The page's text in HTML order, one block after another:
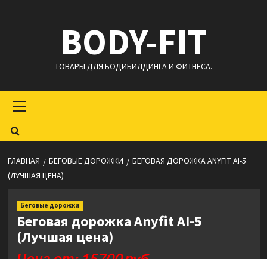
BODY-FIT
ТОВАРЫ ДЛЯ БОДИБИЛДИНГА И ФИТНЕСА.
меню
ГЛАВНАЯ БЕГОВЫЕ ДОРОЖКИ
БЕГОВАЯ ДОРОЖКА ANYFIT AI-5
(ЛУЧШАЯ ЦЕНА)
Беговые дорожки
Беговая дорожка Anyfit AI-5
(Лучшая цена)